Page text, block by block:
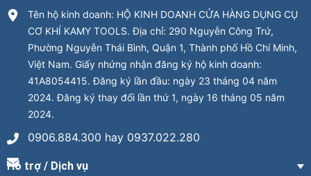
Tên hộ kinh doanh: HỘ KINH DOANH CỬA HÀNG DỤNG CỤ
CƠ KHÍ KAMY TOOLS. Địa chỉ: 290 Nguyễn Công Trứ,
Phường Nguyễn Thái Bình, Quận 1, Thành phố Hồ Chí Minh,
Việt Nam. Giấy nhứng nhận đăng ký hộ kinh doanh:
41A8054415. Đăng ký lần đầu: ngày 23 tháng 04 năm
2024. Đăng ký thay đổi lần thứ 1, ngày 16 tháng 05 năm
2024.
0906.884.300 hay 0937.022.280
Hỗ trợ / Dịch vụ